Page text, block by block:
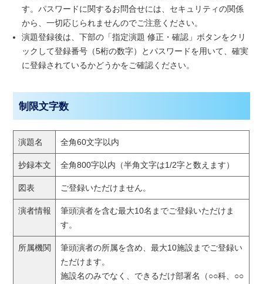
す。パスワードに関するお問合せには、セキュリティの関係
から、一切応じられませんのでご注意ください。
演題登録後は、下部の「指定演題 修正・確認」ボタンをクリ
ックして登録番号（5桁の数字）とパスワードを用いて、確実
に登録されているかどうかをご確認ください。
制限文字数
演題名 全角60文字以内
抄録本文 全角800字以内（半角文字は1/2字と数えます）
図表 ご登録いただけません。
演者情報
筆頭演者を含む最大10名までご登録いただけま
す。
所属機関
筆頭演者の所属を含め、最大10施設までご登録い
ただけます。
施設名のみでなく、できるだけ部署名（○○科、○○